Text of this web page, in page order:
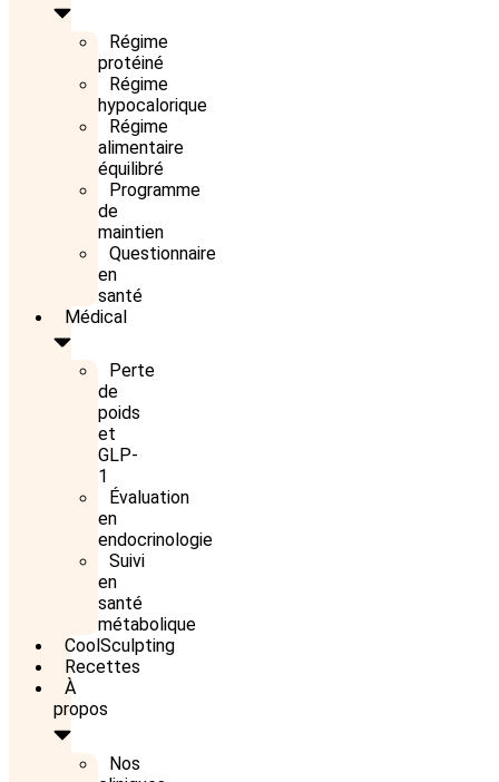
Régime
protéiné
Régime
hypocalorique
Régime
alimentaire
équilibré
Programme
de
maintien
Questionnaire
en
santé
Médical
Perte
de
poids
et
GLP-
1
Évaluation
en
endocrinologie
Suivi
en
santé
métabolique
CoolSculpting
Recettes
À
propos
Nos